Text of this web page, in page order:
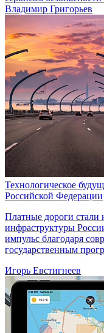
Владимир Григорьев
Технологическое
Российской Федерации
Платные дороги стали
инфраструктуры
импульс благодаря
государственным
Игорь Евстигнеев